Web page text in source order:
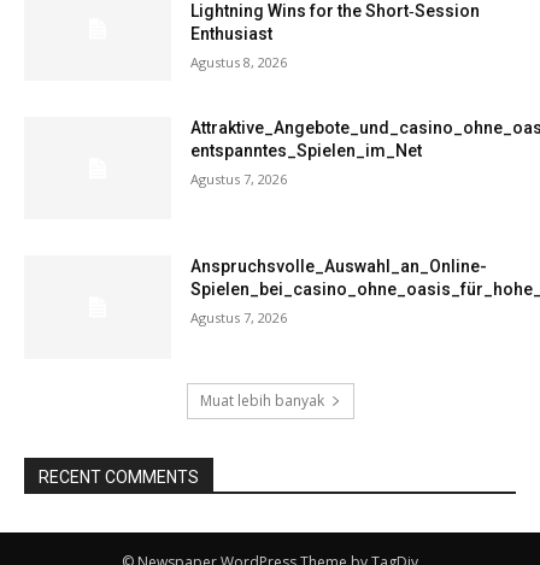
Lightning Wins for the Short‑Session
Enthusiast
Agustus 8, 2026
entspanntes_Spielen_im_Net
Agustus 7, 2026
Anspruchsvolle_Auswahl_an_Online-
Agustus 7, 2026
Muat lebih banyak
RECENT COMMENTS